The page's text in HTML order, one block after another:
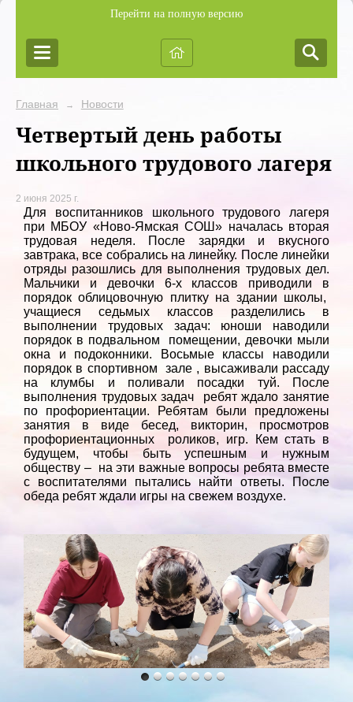
Перейти на полную версию
Главная → Новости
Четвертый день работы
школьного трудового лагеря
2 июня 2025 г.
Для воспитанников школьного трудового лагеря
при МБОУ «Ново-Ямская СОШ» началась вторая
трудовая неделя. После зарядки и вкусного
завтрака, все собрались на линейку. После линейки
отряды разошлись для выполнения трудовых дел.
Мальчики и девочки 6-х классов приводили в
порядок облицовочную плитку на здании школы,
учащиеся седьмых классов разделились в
выполнении трудовых задач: юноши наводили
порядок в подвальном помещении, девочки мыли
окна и подоконники. Восьмые классы наводили
порядок в спортивном зале , высаживали рассаду
на клумбы и поливали посадки туй. После
выполнения трудовых задач ребят ждало занятие
по профориентации. Ребятам были предложены
занятия в виде бесед, викторин, просмотров
профориентационных роликов, игр. Кем стать в
будущем, чтобы быть успешным и нужным
обществу – на эти важные вопросы ребята вместе
с воспитателями пытались найти ответы. После
обеда ребят ждали игры на свежем воздухе.